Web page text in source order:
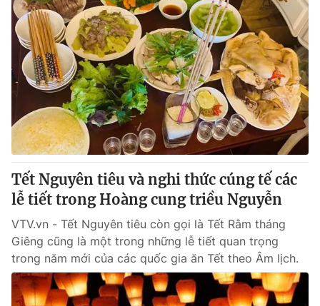
Tết Nguyên tiêu và nghi thức cúng tế các
lễ tiết trong Hoàng cung triều Nguyễn
VTV.vn - Tết Nguyên tiêu còn gọi là Tết Rằm tháng
Giêng cũng là một trong những lễ tiết quan trọng
trong năm mới của các quốc gia ăn Tết theo Âm lịch.